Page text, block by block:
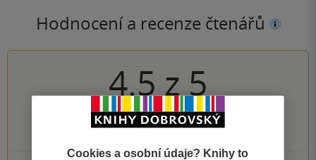
Hodnocení a recenze čtenářů
4.5z5
Cookies a osobní údaje? Knihy to